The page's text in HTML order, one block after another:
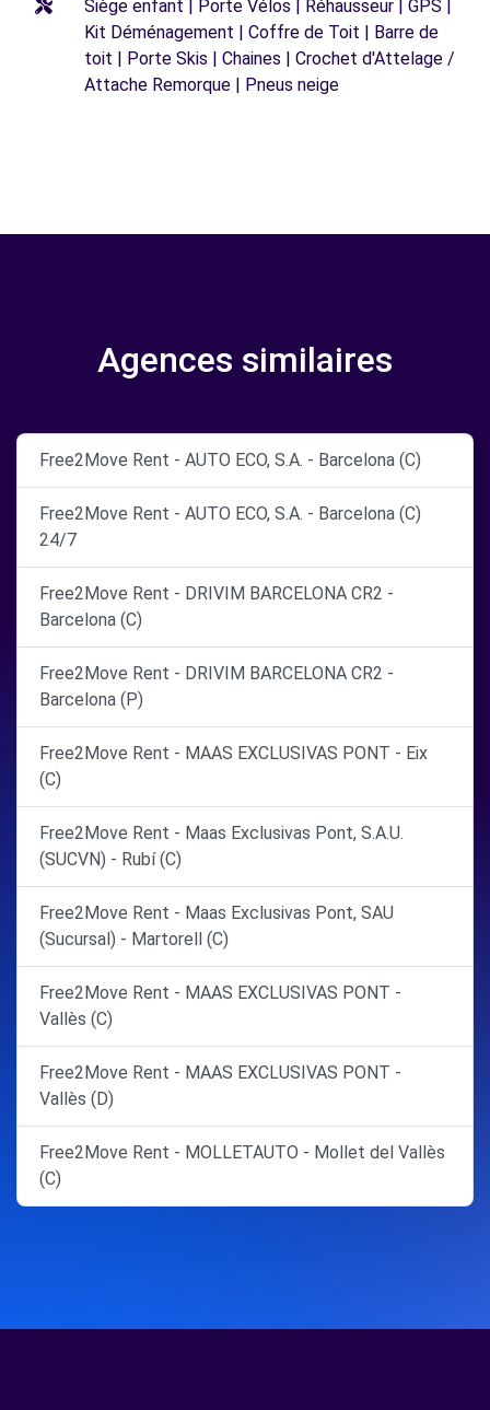
Siège enfant | Porte Vélos | Réhausseur | GPS |
Kit Déménagement | Coffre de Toit | Barre de
toit | Porte Skis | Chaines | Crochet d'Attelage /
Attache Remorque | Pneus neige
Agences similaires
Free2Move Rent - AUTO ECO, S.A. - Barcelona (C)
Free2Move Rent - AUTO ECO, S.A. - Barcelona (C)
24/7
Free2Move Rent - DRIVIM BARCELONA CR2 -
Barcelona (C)
Free2Move Rent - DRIVIM BARCELONA CR2 -
Barcelona (P)
Free2Move Rent - MAAS EXCLUSIVAS PONT - Eix
(C)
Free2Move Rent - Maas Exclusivas Pont, S.A.U.
(SUCVN) - Rubí (C)
Free2Move Rent - Maas Exclusivas Pont, SAU
(Sucursal) - Martorell (C)
Free2Move Rent - MAAS EXCLUSIVAS PONT -
Vallès (C)
Free2Move Rent - MAAS EXCLUSIVAS PONT -
Vallès (D)
Free2Move Rent - MOLLETAUTO - Mollet del Vallès
(C)